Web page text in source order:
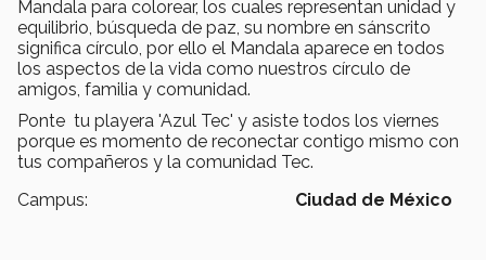
Mandala para colorear, los cuales representan unidad y
equilibrio, búsqueda de paz, su nombre en sánscrito
significa círculo, por ello el Mandala aparece en todos
los aspectos de la vida como nuestros círculo de
amigos, familia y comunidad.
Ponte tu playera 'Azul Tec' y asiste todos los viernes
porque es momento de reconectar contigo mismo con
tus compañeros y la comunidad Tec.
Campus:
Ciudad de México